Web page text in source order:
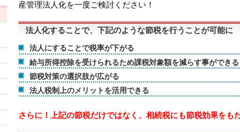
産管理法人化を一度ご検討ください！
法人化することで、下記のような節税を行うことが可能に
法人にすることで税率が下がる
給与所得控除を受けられるため課税対象額を減らす事ができる
節税対策の選択肢が広がる
法人税制上のメリットを活用できる
さらに！上記の節税だけではなく、相続税にも節税効果をも